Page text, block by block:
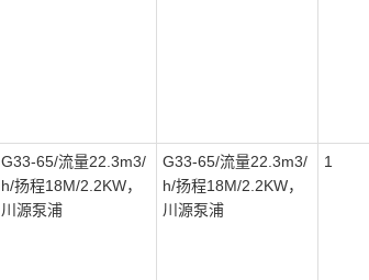
G33-65/流量22.3m3/
h/扬程18M/2.2KW，
川源泵浦
G33-65/流量22.3m3/
h/扬程18M/2.2KW，
川源泵浦
1